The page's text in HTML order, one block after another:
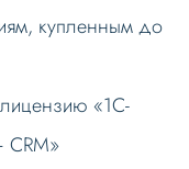
купленным до
«1С-
CRM»